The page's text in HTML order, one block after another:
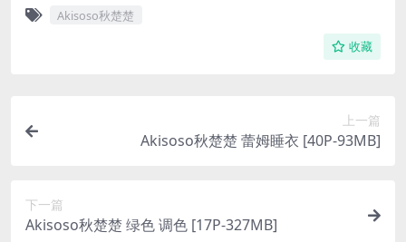
Akisoso秋楚楚
收藏
上一篇
Akisoso秋楚楚 蕾姆睡衣 [40P-93MB]
下一篇
Akisoso秋楚楚 绿色 调色 [17P-327MB]